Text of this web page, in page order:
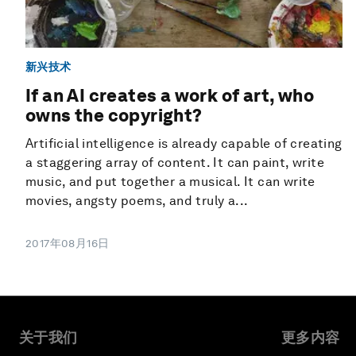
新兴技术
If an AI creates a work of art, who
owns the copyright?
Artificial intelligence is already capable of creating
a staggering array of content. It can paint, write
music, and put together a musical. It can write
movies, angsty poems, and truly a...
2017年08月16日
关于我们 更多内容